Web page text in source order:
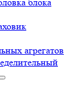
агрегатов